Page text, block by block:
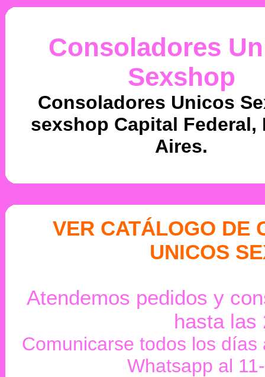
Consoladores
Sexshop
Consoladores Unicos
sexshop Capital Federal,
Aires.
VER CATÁLOGO DE
UNICOS
Atendemos pedidos y
hasta las
Comunicarse todos los
Whatsapp al